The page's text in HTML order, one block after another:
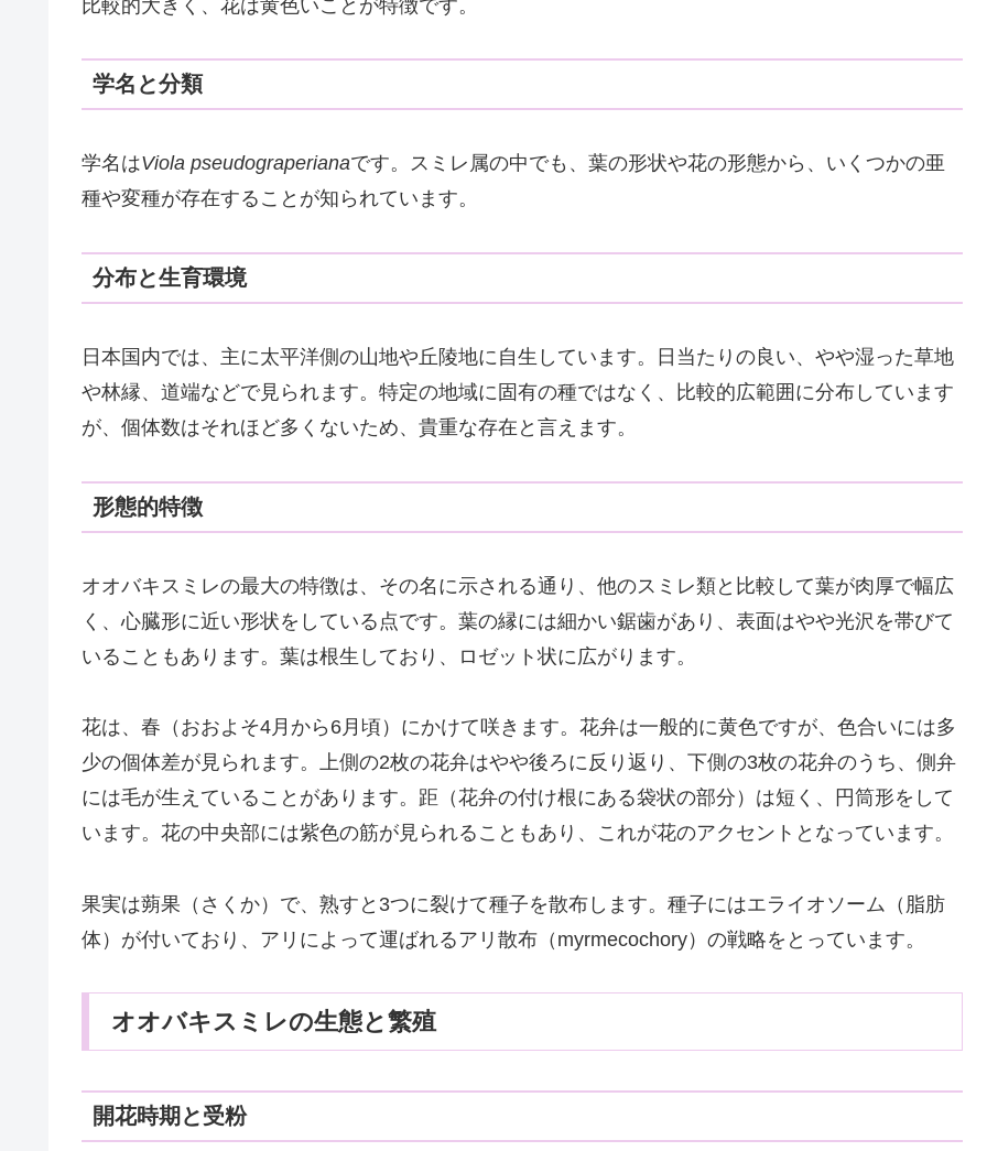
比較的大きく、花は黄色いことが特徴です。
学名と分類
学名はViola pseudograperianaです。スミレ属の中でも、葉の形状や花の形態から、いくつかの亜
種や変種が存在することが知られています。
分布と生育環境
日本国内では、主に太平洋側の山地や丘陵地に自生しています。日当たりの良い、やや湿った草地
や林縁、道端などで見られます。特定の地域に固有の種ではなく、比較的広範囲に分布しています
が、個体数はそれほど多くないため、貴重な存在と言えます。
形態的特徴
オオバキスミレの最大の特徴は、その名に示される通り、他のスミレ類と比較して葉が肉厚で幅広
く、心臓形に近い形状をしている点です。葉の縁には細かい鋸歯があり、表面はやや光沢を帯びて
いることもあります。葉は根生しており、ロゼット状に広がります。
花は、春（おおよそ4月から6月頃）にかけて咲きます。花弁は一般的に黄色ですが、色合いには多
少の個体差が見られます。上側の2枚の花弁はやや後ろに反り返り、下側の3枚の花弁のうち、側弁
には毛が生えていることがあります。距（花弁の付け根にある袋状の部分）は短く、円筒形をして
います。花の中央部には紫色の筋が見られることもあり、これが花のアクセントとなっています。
果実は蒴果（さくか）で、熟すと3つに裂けて種子を散布します。種子にはエライオソーム（脂肪
体）が付いており、アリによって運ばれるアリ散布（myrmecochory）の戦略をとっています。
オオバキスミレの生態と繁殖
開花時期と受粉